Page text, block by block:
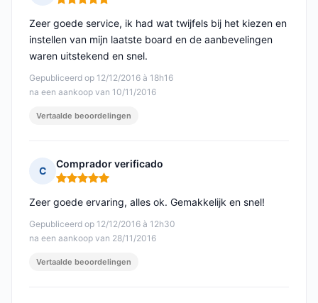
Opmerking: 5 van 5
Gepubliceerd op 12/12/2016 à 18h16
na een aankoop van 10/11/2016
Zeer goede service, ik had wat twijfels bij het kiezen en
instellen van mijn laatste board en de aanbevelingen
waren uitstekend en snel.
Vertaalde beoordelingen
C
Comprador verificado
Opmerking: 5 van 5
Gepubliceerd op 12/12/2016 à 12h30
na een aankoop van 28/11/2016
Zeer goede ervaring, alles ok. Gemakkelijk en snel!
Vertaalde beoordelingen